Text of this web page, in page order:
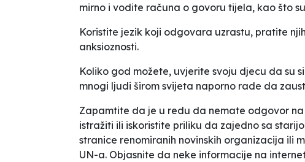
mirno i vodite računa o govoru tijela, kao što
Koristite jezik koji odgovara uzrastu, pratite
anksioznosti.
Koliko god možete, uvjerite svoju djecu da su
mnogi ljudi širom svijeta naporno rade da
Zapamtite da je u redu da nemate odgovor
istražiti ili iskoristite priliku da zajedno sa
stranice renomiranih novinskih organizacija ili
UN-a. Objasnite da neke informacije na